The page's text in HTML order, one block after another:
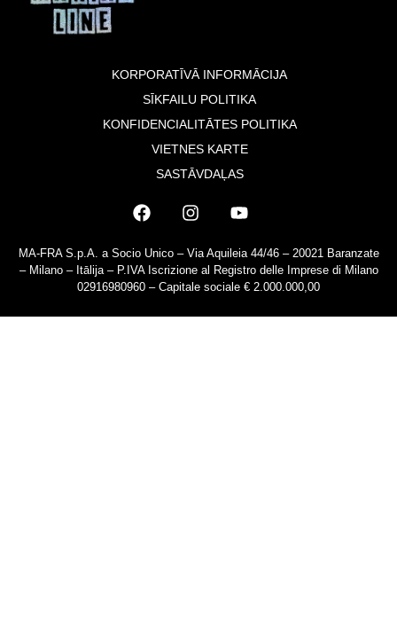
KORPORATĪVĀ INFORMĀCIJA
SĪKFAILU POLITIKA
KONFIDENCIALITĀTES POLITIKA
VIETNES KARTE
SASTĀVDAĻAS
MA-FRA S.p.A. a Socio Unico – Via Aquileia 44/46 – 20021 Baranzate
– Milano – Itālija – P.IVA Iscrizione al Registro delle Imprese di Milano
02916980960 – Capitale sociale € 2.000.000,00